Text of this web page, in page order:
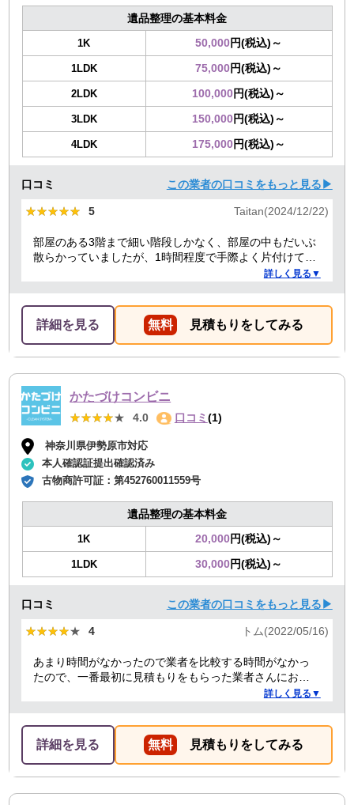
遺品整理の基本料金
1K 50,000円(税込)～
1LDK 75,000円(税込)～
2LDK 100,000円(税込)～
3LDK 150,000円(税込)～
4LDK 175,000円(税込)～
口コミ この業者の口コミをもっと見る▶
★★★★★
★★★★★ 5 Taitan(2024/12/22)
部屋のある3階まで細い階段しかなく、部屋の中もだいぶ
散らかっていましたが、1時間程度で手際よく片付けてく
詳しく見る▼
詳細を見る 無料 見積もりをしてみる
かたづけコンビニ
★★★★★
★★★★★ 4.0 口コミ (1)
神奈川県伊勢原市対応
本人確認証提出確認済み
古物商許可証：第452760011559号
遺品整理の基本料金
1K 20,000円(税込)～
1LDK 30,000円(税込)～
口コミ この業者の口コミをもっと見る▶
★★★★★
★★★★★ 4 トム(2022/05/16)
あまり時間がなかったので業者を比較する時間がなかっ
たので、一番最初に見積もりをもらった業者さんにお願
いしました。最初はちょっと料金が高いかなと思いまし
しく時間もぴったり訪問してくれて、30分ぐらいの作業
で手際よくやってもらえました。作業の人もとても対応
がよく気持ちよく作業をしてもらえました。空いてるス
ペースにもう少し残荷積んでもらえたら嬉しかった。
詳しく見る▼
詳細を見る 無料 見積もりをしてみる